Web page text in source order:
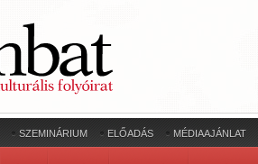
SZEMINÁRIUM ELŐADÁS MÉDIAAJÁNLAT